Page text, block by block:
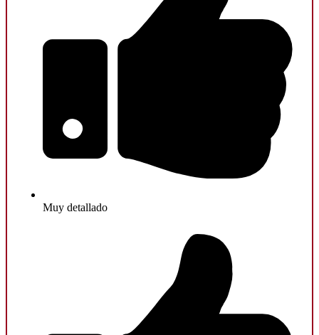
Muy detallado